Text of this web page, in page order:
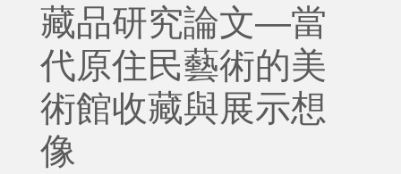
藏品研究論文—當
代原住民藝術的美
術館收藏與展示想
像